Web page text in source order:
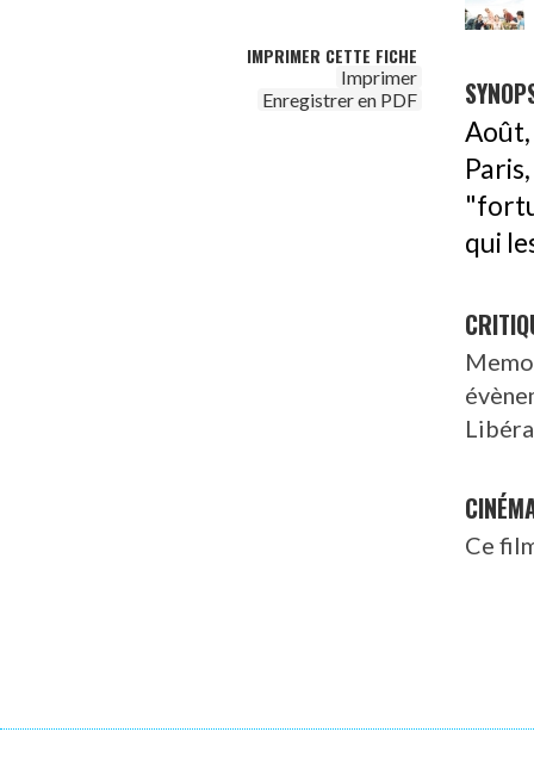
IMPRIMER CETTE FICHE
Imprimer
Enregistrer en PDF
qui
Ce